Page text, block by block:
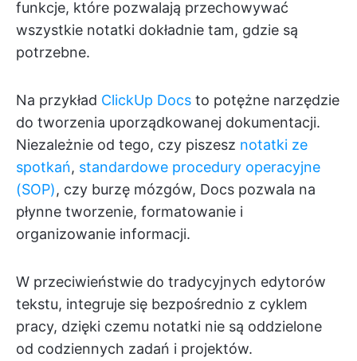
funkcje, które pozwalają przechowywać
wszystkie notatki dokładnie tam, gdzie są
potrzebne.
Na przykład ClickUp Docs to potężne narzędzie
do tworzenia uporządkowanej dokumentacji.
Niezależnie od tego, czy piszesz notatki ze
spotkań, standardowe procedury operacyjne
(SOP), czy burzę mózgów, Docs pozwala na
płynne tworzenie, formatowanie i
organizowanie informacji.
W przeciwieństwie do tradycyjnych edytorów
tekstu, integruje się bezpośrednio z cyklem
pracy, dzięki czemu notatki nie są oddzielone
od codziennych zadań i projektów.